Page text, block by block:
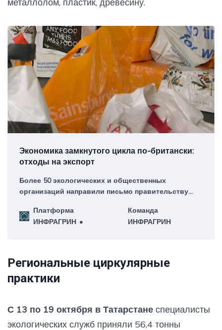
Экономика замкнутого цикла по-британски:
отходы на экспорт
Более 50 экологических и общественных
организаций направили письмо правительству
пластиковых отходов в рамках предстоящей
стратегии циркулярной экономики.
Платформа
ИНФРАГРИН
Команда
ИНФРАГРИН
Региональные циркулярные
практики
С 13 по 19 октября в Татарстане специалисты
экологических служб приняли 56,4 тонны